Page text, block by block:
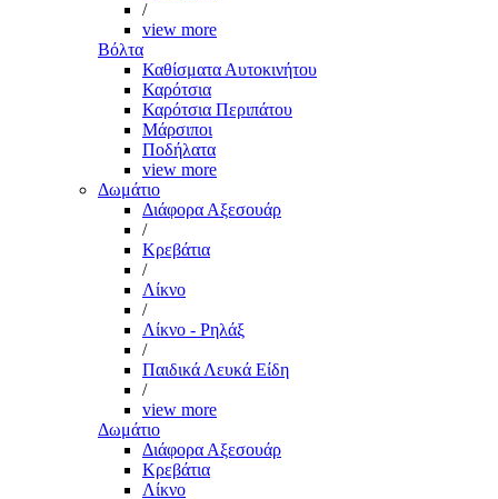
/
view more
Βόλτα
Καθίσματα Αυτοκινήτου
Καρότσια
Καρότσια Περιπάτου
Μάρσιποι
Ποδήλατα
view more
Δωμάτιο
Διάφορα Αξεσουάρ
/
Κρεβάτια
/
Λίκνο
/
Λίκνο - Ρηλάξ
/
Παιδικά Λευκά Είδη
/
view more
Δωμάτιο
Διάφορα Αξεσουάρ
Κρεβάτια
Λίκνο